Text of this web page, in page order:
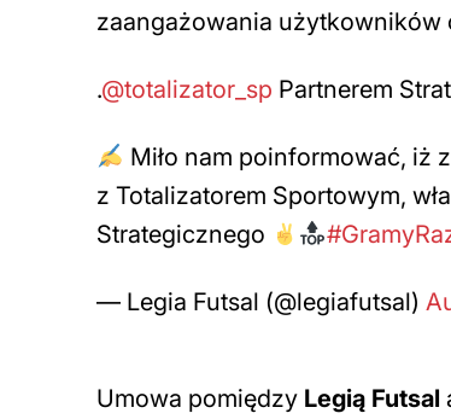
zaangażowania użytkowników
.@totalizator_sp Partnerem
Miło nam poinformować, iż
z Totalizatorem Sportowym,
Strategicznego
— Legia Futsal (@legiafutsal)
Umowa pomiędzy Legią Futsal